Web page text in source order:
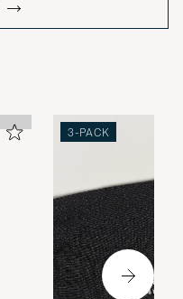
3-PACK